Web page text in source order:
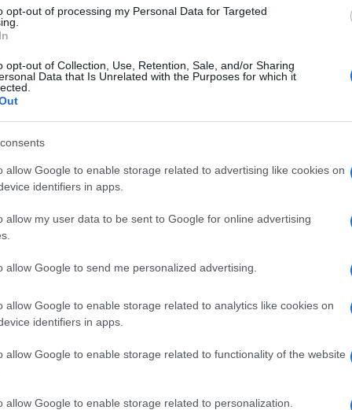
opt-out of processing my Personal Data for Targeted
opt-out of Collection, Use, Retention, Sale, and/or Sharing
Data that Is Unrelated with the Purposes for which it
allow Google to enable storage related to advertising like cookies on
identifiers in apps.
allow my user data to be sent to Google for online advertising
allow Google to send me personalized advertising.
allow Google to enable storage related to analytics like cookies on
identifiers in apps.
allow Google to enable storage related to functionality of the website
allow Google to enable storage related to personalization.
poudarjajo dagre zgolj za eno izmed mnogih idej
o konkretnem ukrepu, ki bi ga sprejeli v okviru
težko izvedljiv. Pojasnjujejo, da bodo vse predloge
nato pa še v okviru strokovne skupine, ki bo podala
razvoj in tehnologijo, kot tudi sam minister Zdravko
gospodarstvo, naša lokalna delovna mesta, saj nič
preizkušnji, kot to, da naš čas in denar porabimo doma.
kot tudi turizmu bomo največ pomagali s tem, da jih vsi
in storitve. In ko bo epidemija mimo, se spomnimo na to,